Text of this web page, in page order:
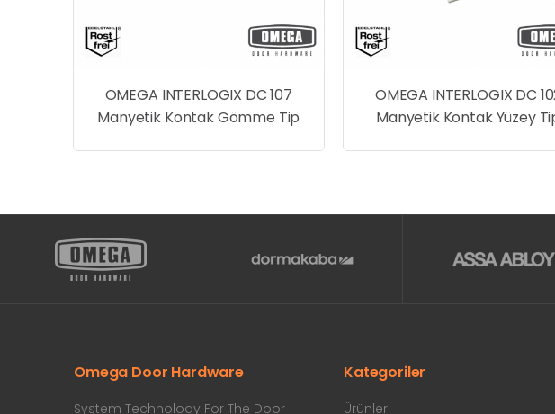
OMEGA INTERLOGIX DC 107
Manyetik Kontak Gömme Tip
OMEGA INTERLOGIX DC
Manyetik Kontak Yüzey
Omega Door Hardware
System Technology For The Door
Kategoriler
Ürünler